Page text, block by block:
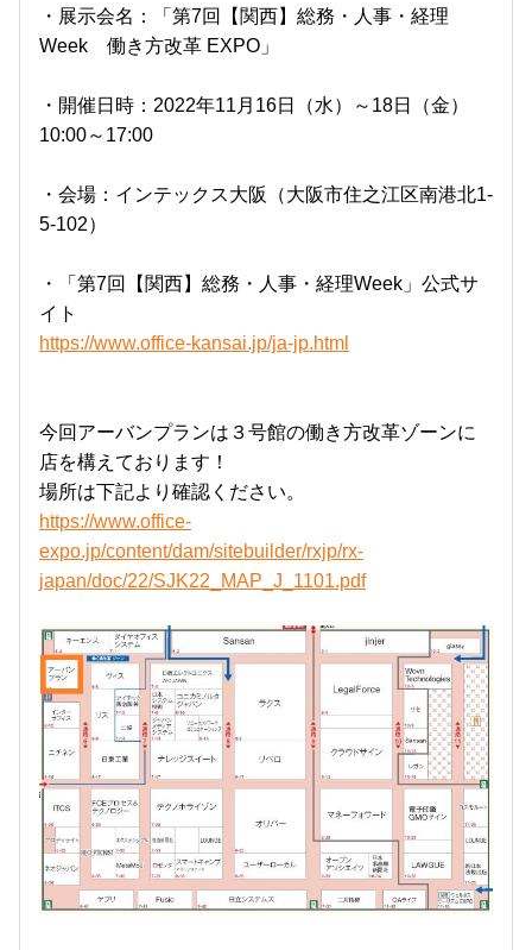
・展示会名：「第7回【関西】総務・人事・経理
Week 働き方改革 EXPO」
・開催日時：2022年11月16日（水）～18日（金）
10:00～17:00
・会場：インテックス大阪（大阪市住之江区南港北1-
5-102）
・「第7回【関西】総務・人事・経理Week」公式サ
イト
https://www.office-kansai.jp/ja-jp.html
今回アーバンプランは３号館の働き方改革ゾーンに
店を構えております！
場所は下記より確認ください。
https://www.office-
expo.jp/content/dam/sitebuilder/rxjp/rx-
japan/doc/22/SJK22_MAP_J_1101.pdf